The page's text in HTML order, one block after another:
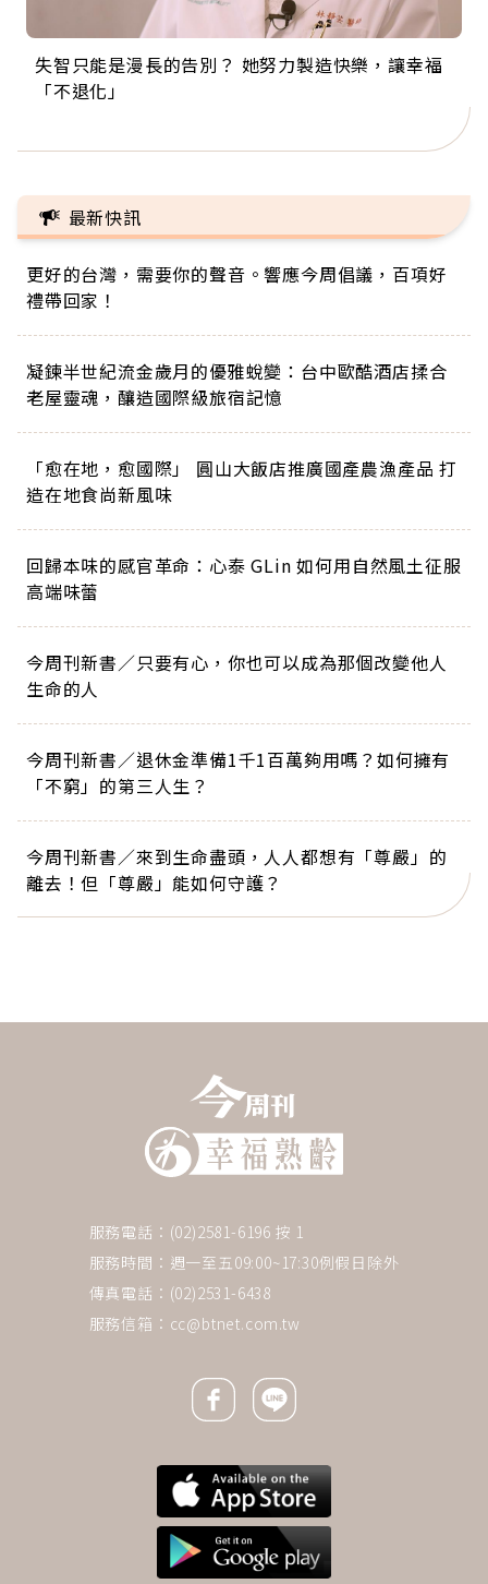
失智只能是漫長的告別？ 她努力製造快樂，讓幸福
「不退化」
來自剛果的巧克力神父 為台灣奉獻36年 「台灣是我
的家，我連作夢都講台語！」
63歲卸矽谷副總、搬回台灣找快樂！「蛋黃哥小
丑」走進安養院，逗樂上萬爺奶：退休後才開始真
104歲打破金氏世界紀錄 成為全球最年長羽球選
手，分享長壽的秘密原來是「這個」
事業巔峰他選擇追夢…黑手阿伯拉小提琴還登上小
巨蛋！連CNN都大讚！
最新快訊
更好的台灣，需要你的聲音。響應今周倡議，百項好
禮帶回家！
凝鍊半世紀流金歲月的優雅蛻變：台中歐酷酒店揉合
老屋靈魂，釀造國際級旅宿記憶
「愈在地，愈國際」 圓山大飯店推廣國產農漁產品 打
造在地食尚新風味
回歸本味的感官革命：心泰 GLin 如何用自然風土征服
高端味蕾
今周刊新書／只要有心，你也可以成為那個改變他人
生命的人
今周刊新書／退休金準備1千1百萬夠用嗎？如何擁有
「不窮」的第三人生？
今周刊新書／來到生命盡頭，人人都想有「尊嚴」的
離去！但「尊嚴」能如何守護？
服務電話：(02)2581-6196 按 1
服務時間：週一至五09:00~17:30例假日除外
傳真電話：(02)2531-6438
服務信箱： cc@btnet.com.tw
Facebook icon
Line icon